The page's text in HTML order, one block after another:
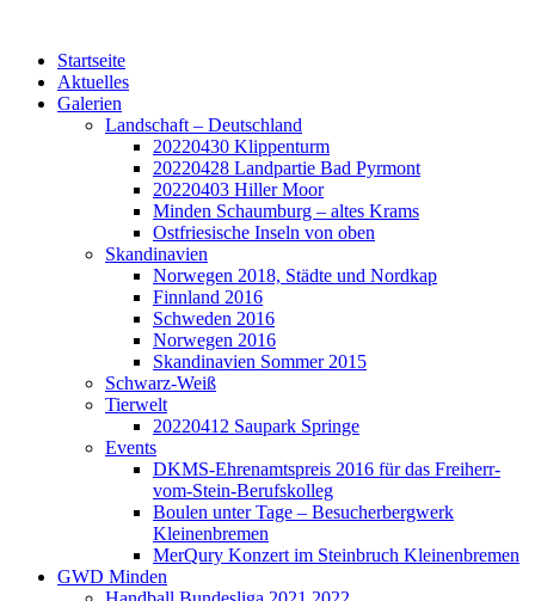
Startseite
Aktuelles
Galerien
Landschaft – Deutschland
20220430 Klippenturm
20220428 Landpartie Bad Pyrmont
20220403 Hiller Moor
Minden Schaumburg – altes Krams
Ostfriesische Inseln von oben
Skandinavien
Norwegen 2018, Städte und Nordkap
Finnland 2016
Schweden 2016
Norwegen 2016
Skandinavien Sommer 2015
Schwarz-Weiß
Tierwelt
20220412 Saupark Springe
Events
DKMS-Ehrenamtspreis 2016 für das Freiherr-
vom-Stein-Berufskolleg
Boulen unter Tage – Besucherbergwerk
Kleinenbremen
MerQury Konzert im Steinbruch Kleinenbremen
GWD Minden